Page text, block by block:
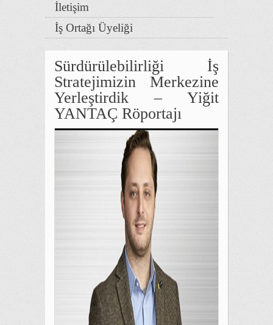
İletişim
İş Ortağı Üyeliği
Sürdürülebilirliği İş
Stratejimizin Merkezine
Yerleştirdik – Yiğit
YANTAÇ Röportajı